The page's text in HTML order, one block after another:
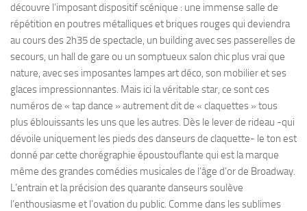
découvre l’imposant dispositif scénique : une immense salle de
répétition en poutres métalliques et briques rouges qui deviendra
au cours des 2h35 de spectacle, un building avec ses passerelles de
secours, un hall de gare ou un somptueux salon chic plus vrai que
nature, avec ses imposantes lampes art déco, son mobilier et ses
glaces impressionnantes. Mais ici la véritable star, ce sont ces
numéros de « tap dance » autrement dit de « claquettes » tous
plus éblouissants les uns que les autres. Dès le lever de rideau -qui
dévoile uniquement les pieds des danseurs de claquette- le ton est
donné par cette chorégraphie époustouflante qui est la marque
même des grandes comédies musicales de l’âge d’or de Broadway.
L’entrain et la précision des quarante danseurs soulève
l’enthousiasme et l’ovation du public. Comme dans les sublimes